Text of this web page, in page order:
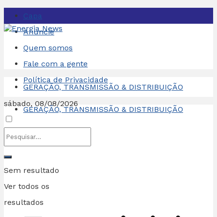
Capa
Anuncie
Quem somos
Fale com a gente
Política de Privacidade
sábado, 08/08/2026
Sem resultado
Ver todos os
resultados
GERAÇÃO, TRANSMISSÃO & DISTRIBUIÇÃO
GERAÇÃO, TRANSMISSÃO & DISTRIBUIÇÃO